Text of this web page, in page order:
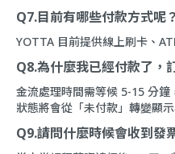
Q7.目前有哪些付款方式呢？
YOTTA 目前提供線上刷卡、
Q8.為什麼我已經付款了，
金流處理時間需等候 5-15 分
狀態將會從「未付款」轉變顯
Q9.請問什麼時候會收到發